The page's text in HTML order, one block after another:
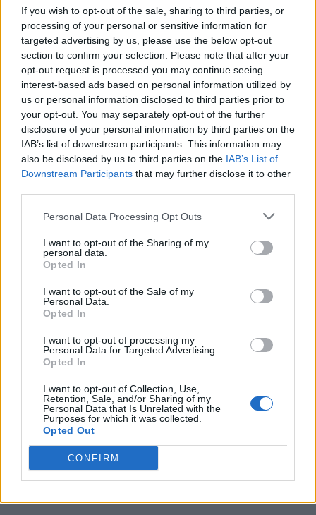
If you wish to opt-out of the sale, sharing to third parties, or
processing of your personal or sensitive information for
targeted advertising by us, please use the below opt-out
section to confirm your selection. Please note that after your
opt-out request is processed you may continue seeing
interest-based ads based on personal information utilized by
us or personal information disclosed to third parties prior to
your opt-out. You may separately opt-out of the further
disclosure of your personal information by third parties on the
IAB’s list of downstream participants. This information may
also be disclosed by us to third parties on the IAB’s List of
Downstream Participants that may further disclose it to other
Personal Data Processing Opt Outs
I want to opt-out of the Sharing of my
personal data.
Opted In
I want to opt-out of the Sale of my
Personal Data.
Opted In
I want to opt-out of processing my
Personal Data for Targeted Advertising.
Opted In
I want to opt-out of Collection, Use,
Retention, Sale, and/or Sharing of my
Personal Data that Is Unrelated with the
Purposes for which it was collected.
Opted Out
CONFIRM
Forța Dreptei (L. Orban)
PNȚMM
REPER
SENS
SOS (Șoșoacă)
POT (Gavrilă)
PACE (Peia)
Acțiunea Conservatoare (Târziu)
PNCR (Terheș)
Partidul Patrioților (Surugiu)
FAR (Coarnă)
România pe Primul Loc (Ponta)
Altul
Arată rezultatele
Arhiva sondajelor